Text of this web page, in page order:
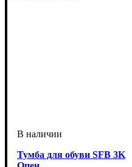
Тумба для обуви SFB 3K